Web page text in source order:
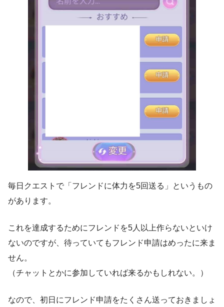
毎日クエストで「フレンドに体力を5回送る」というもの
があります。
これを達成するためにフレンドを5人以上作らないといけ
ないのですが、待っていてもフレンド申請はめったに来ま
せん。
（チャットとかに参加していれば来るかもしれない。）
なので、初日にフレンド申請をたくさん送っておきましょ